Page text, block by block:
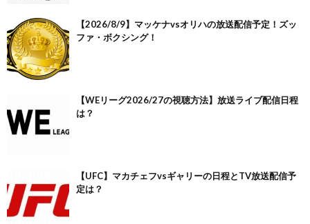
【2026/8/9】マッケナvsオリハの放送配信予定！ズッ
ファ・ボクシング！
【WEリーグ2026/27の視聴方法】放送ライブ配信日程
は？
【UFC】マカチェフvsギャリーの日程とTV放送配信予
定は？